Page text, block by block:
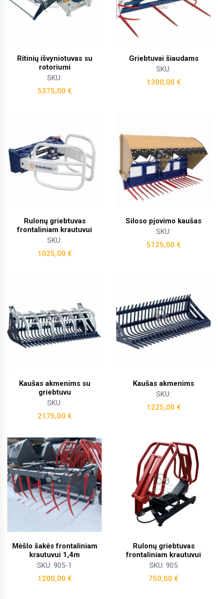
Ritinių išvyniotuvas su
rotoriumi
SKU:
5375,00 €
Griebtuvai šiaudams
SKU:
1300,00 €
Rulonų griebtuvas
frontaliniam krautuvui
SKU:
1025,00 €
Siloso pjovimo kaušas
SKU:
5125,00 €
Kaušas akmenims su
griebtuvu
SKU:
2175,00 €
Kaušas akmenims
SKU:
1225,00 €
Mėšlo šakės frontaliniam
krautuvui 1,4m
SKU: 905-1
1200,00 €
Rulonų griebtuvas
frontaliniam krautuvui
SKU: 905
750,00 €